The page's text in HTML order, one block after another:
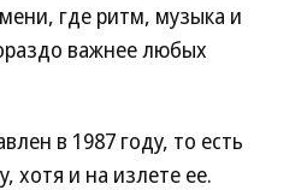
где ритм, музыка и
важнее любых
в 1987 году, то есть
хотя и на излете ее.